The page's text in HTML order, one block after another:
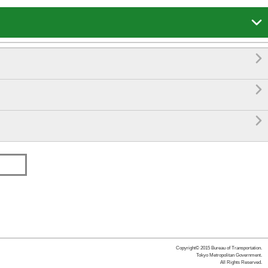




Copyright© 2015 Bureau of Transportation.
Tokyo Metropolitan Government.
All Rights Reserved.